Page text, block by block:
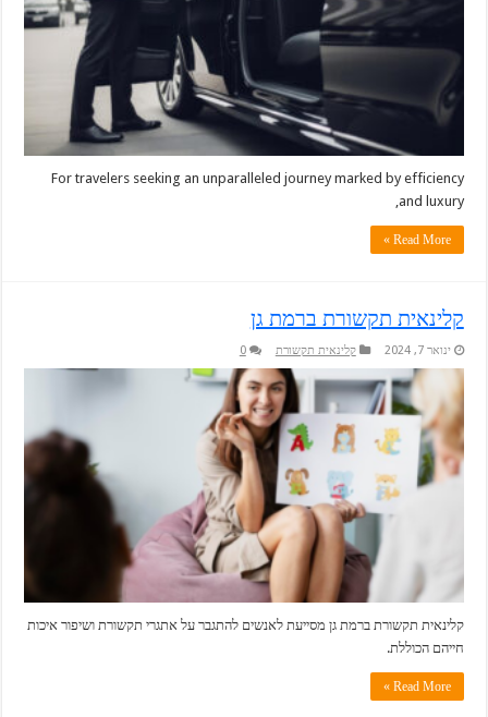
For travelers seeking an unparalleled journey marked by efficiency
and luxury,
Read More »
קלינאית תקשורת ברמת גן
ינואר 7, 2024 קלינאית תקשורת 0
קלינאית תקשורת ברמת גן מסייעת לאנשים להתגבר על אתגרי תקשורת ושיפור איכות
חייהם הכוללת.
Read More »